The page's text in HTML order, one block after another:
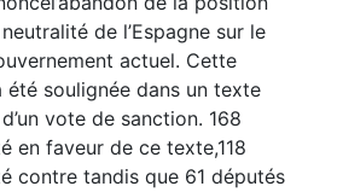
de l’Espagne sur le
actuel. Cette
été soulignée dans un texte
vote de sanction. 168
en faveur de ce texte,118
contre tandis que 61 députés